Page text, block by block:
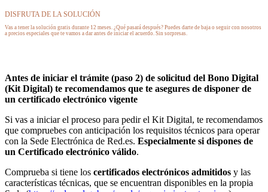
DISFRUTA DE LA SOLUCIÓN
Vas a tener la solución gratis durante 12 meses. ¿Qué pasará después? Puedes darte de baja o seguir con nosotros
a precios especiales que te vamos a dar antes de iniciar el acuerdo. Sin sorpresas.
Antes de iniciar el trámite (paso 2) de solicitud del Bono Digital
(Kit Digital) te recomendamos que te asegures de disponer de
un certificado electrónico vigente
Si vas a iniciar el proceso para pedir el Kit Digital, te recomendamos
que compruebes con anticipación los requisitos técnicos para operar
con la Sede Electrónica de Red.es. Especialmente si dispones de
un Certificado electrónico válido.
Comprueba si tiene los certificados electrónicos admitidos y las
características técnicas, que se encuentran disponibles en la propia